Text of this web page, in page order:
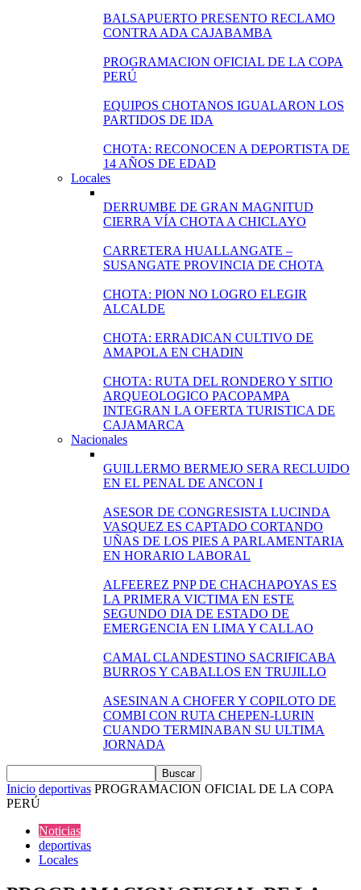
BALSAPUERTO PRESENTO RECLAMO
CONTRA ADA CAJABAMBA
PROGRAMACION OFICIAL DE LA COPA
PERÚ
EQUIPOS CHOTANOS IGUALARON LOS
PARTIDOS DE IDA
CHOTA: RECONOCEN A DEPORTISTA DE
14 AÑOS DE EDAD
Locales
DERRUMBE DE GRAN MAGNITUD
CIERRA VÍA CHOTA A CHICLAYO
CARRETERA HUALLANGATE –
SUSANGATE PROVINCIA DE CHOTA
CHOTA: PION NO LOGRO ELEGIR
ALCALDE
CHOTA: ERRADICAN CULTIVO DE
AMAPOLA EN CHADIN
CHOTA: RUTA DEL RONDERO Y SITIO
ARQUEOLOGICO PACOPAMPA
INTEGRAN LA OFERTA TURISTICA DE
CAJAMARCA
Nacionales
GUILLERMO BERMEJO SERA RECLUIDO
EN EL PENAL DE ANCON I
ASESOR DE CONGRESISTA LUCINDA
VASQUEZ ES CAPTADO CORTANDO
UÑAS DE LOS PIES A PARLAMENTARIA
EN HORARIO LABORAL
ALFEEREZ PNP DE CHACHAPOYAS ES
LA PRIMERA VICTIMA EN ESTE
SEGUNDO DIA DE ESTADO DE
EMERGENCIA EN LIMA Y CALLAO
CAMAL CLANDESTINO SACRIFICABA
BURROS Y CABALLOS EN TRUJILLO
ASESINAN A CHOFER Y COPILOTO DE
COMBI CON RUTA CHEPEN-LURIN
CUANDO TERMINABAN SU ULTIMA
JORNADA
Inicio deportivas PROGRAMACION OFICIAL DE LA COPA
PERÚ
Noticias
deportivas
Locales